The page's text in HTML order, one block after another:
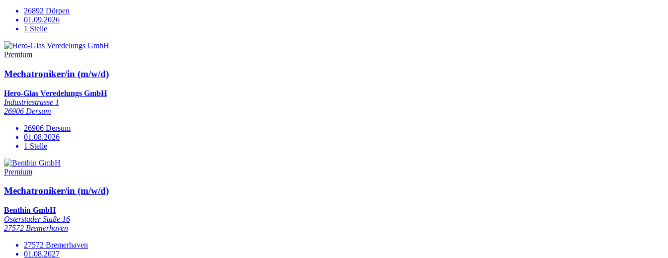
26892 Dörpen
01.09.2026
1 Stelle
Premium
Mechatroniker/in (m/w/d)
Hero-Glas Veredelungs GmbH
Industriestrasse 1
26906 Dersum
26906 Dersum
01.08.2026
1 Stelle
Premium
Mechatroniker/in (m/w/d)
Benthin GmbH
Osterstader Staße 16
27572 Bremerhaven
27572 Bremerhaven
01.08.2027